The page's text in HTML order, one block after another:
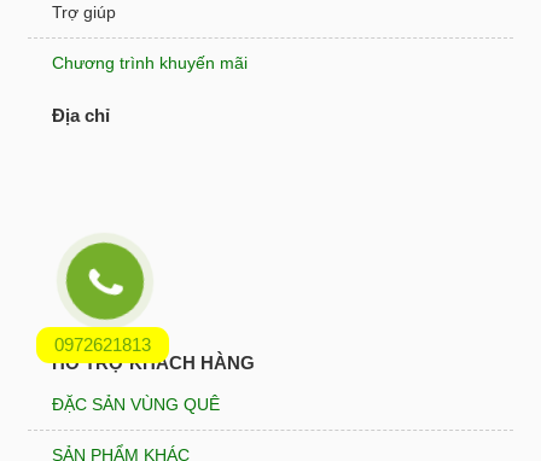
0972621813
Trợ giúp
Chương trình khuyến mãi
Địa chỉ
HỖ TRỢ KHÁCH HÀNG
ĐẶC SẢN VÙNG QUÊ
SẢN PHẨM KHÁC